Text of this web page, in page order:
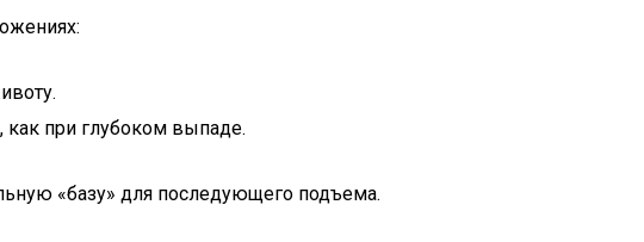
как при глубоком выпаде.
«базу» для последующего подъема.